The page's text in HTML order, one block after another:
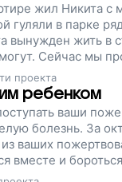
жил Никита
гуляли в парке
вынужден жить в
Сейчас мы
жизнь
проекта
ребенком
ваши
болезнь. За
ваших
вместе и